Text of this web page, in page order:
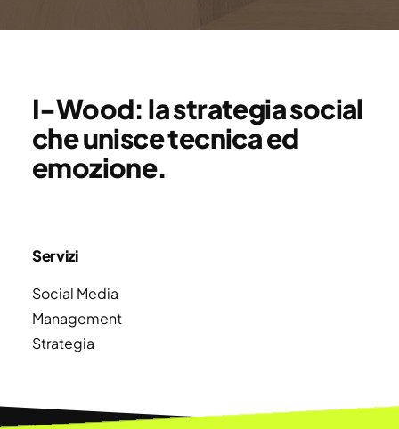
I-Wood: la strategia social
che unisce tecnica ed
emozione.
Servizi
Social Media
Management
Strategia